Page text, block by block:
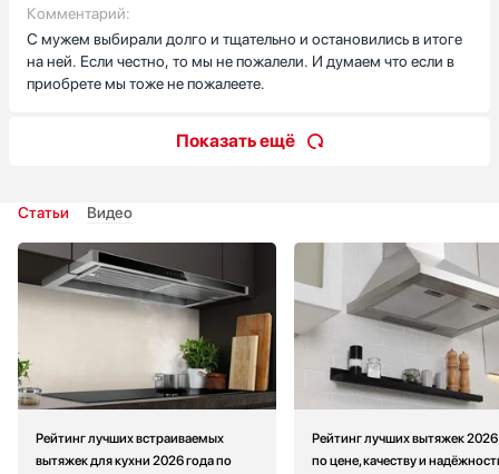
Комментарий:
С мужем выбирали долго и тщательно и остановились в итоге
на ней. Если честно, то мы не пожалели. И думаем что если в
приобрете мы тоже не пожалеете.
Показать ещё
Статьи Видео
Рейтинг лучших встраиваемых
вытяжек для кухни 2026 года по
Рейтинг лучших вытяжек 2026
по цене, качеству и